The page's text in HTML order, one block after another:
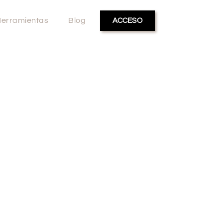
Blog ACCESO